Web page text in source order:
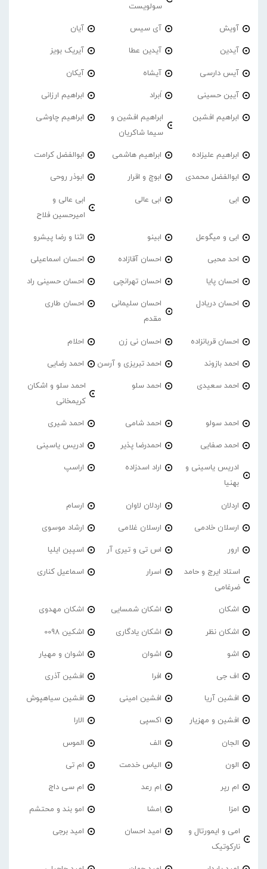
سولویست
آویش آی سیس آیان
آیدین آیدین عطا آیریک بویز
آیس دارسی آیشاه آیکان
آیین حسینی اَبراد ابراهیم ارزانی
ابراهیم افشین
ابراهیم افشین و
سیما شاکریان
ابراهیم چاوشی
ابراهیم علیزاده ابراهیم هاشمی ابوالفضل کرامت
ابوالفضل محمدی ابوچ و اقرار ابوذر روحی
ابی ابی عالی
ابی عالی و
امیرحسین فلاح
ابی و میگوعل ابینو اثنا و رضا پیشرو
احد محبی احسان آقازاده احسان اسماعیلی
احسان پایا احسان تهرانچی احسان حسینی راد
احسان دریادل
احسان سلیمانی
مقدم
احسان طاری
احسان قربانزاده احسان نی زن احلام
احمد بازوند احمد تبریزی و آرسن احمد‌ رضایی
احمد سعیدی احمد سلو
احمد سلو و اشکان
کریمخانی
احمد سولو احمد شامی احمد شیری
احمد صفایی احمدرضا پذیر ادریس یاسینی
ادریس یاسینی و
بهنیا
اراد اسدزاده اراسپ
اردلان اردلان لاوان ارسام
ارسلان خادمی ارسلان غلامی ارشاد موسوی
ارور اس تی و تیری آر اسپین ایلیا
استاد ایرج و حامد
ضرغامی
اسرار اسماعیل کناری
اشکان اشکان شمسایی اشکان مهدوی
اشکان نظر اشکان یادگاری اشکین 0098
اشو اشوان اشوان و مهیار
اف جی افرا افشین آذری
افشین آریا افشین امینی افشین سیاهپوش
افشین و مهزیار اکسپی الارا
الجان الف الموس
الون الیاس خدمت ام تی
ام رپر اِم رعد ام سی داج
امزا اِمشا امو بند و محتشم
امی و ایمورتال و
نارکوتیک
امید احسان امید برجی